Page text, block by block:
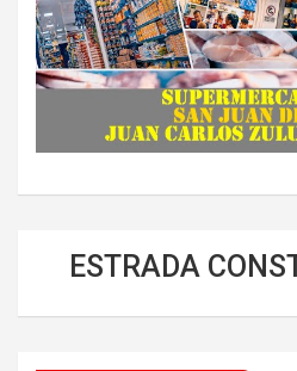
ESTRADA